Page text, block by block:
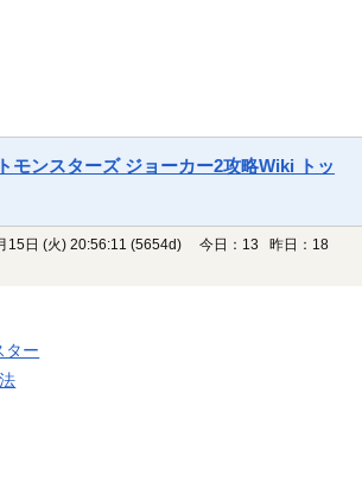
モンスターズ ジョーカー2攻略Wiki トッ
15日 (火) 20:56:11 (5654d)
今日：13 昨日：18
ター